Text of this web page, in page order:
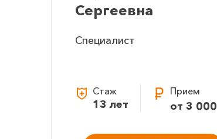
Сергеевна
Специалист
Стаж
13 лет
Прием
от 3 000